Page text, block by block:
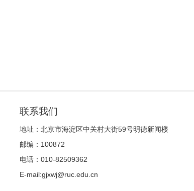
联系我们
地址：北京市海淀区中关村大街59号明德新闻楼
邮编：100872
电话：010-82509362
E-mail:gjxwj@ruc.edu.cn